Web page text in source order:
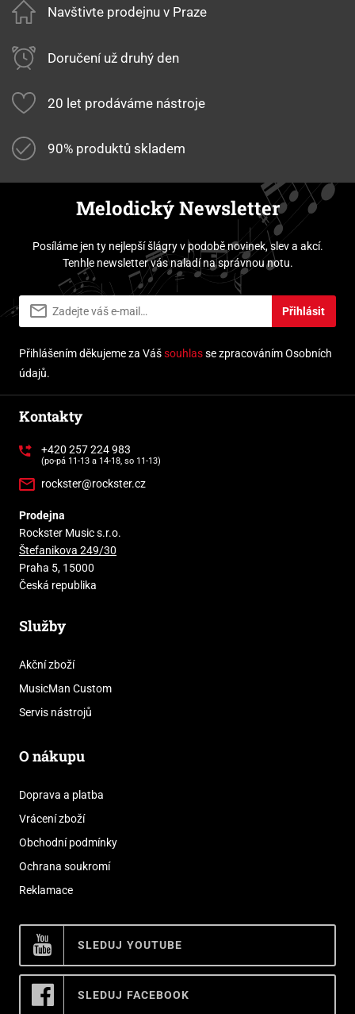
Navštivte prodejnu v Praze
Doručení už druhý den
20 let prodáváme nástroje
90% produktů skladem
Melodický Newsletter
Posíláme jen ty nejlepší šlágry v podobě novinek, slev a akcí.
Tenhle newsletter vás naladí na správnou notu.
Přihlásit
Přihlášením děkujeme za Vášsouhlasse zpracováním Osobních
údajů.
Kontakty
+420 257 224 983
(po-pá 11-13 a 14-18, so 11-13)
rockster@rockster.cz
Prodejna
Rockster Music s.r.o.
Štefanikova 249/30
Praha 5, 15000
Česká republika
Služby
Akční zboží
MusicMan Custom
Servis nástrojů
O nákupu
Doprava a platba
Vrácení zboží
Obchodní podmínky
Ochrana soukromí
Reklamace
SLEDUJ YOUTUBE
SLEDUJ FACEBOOK